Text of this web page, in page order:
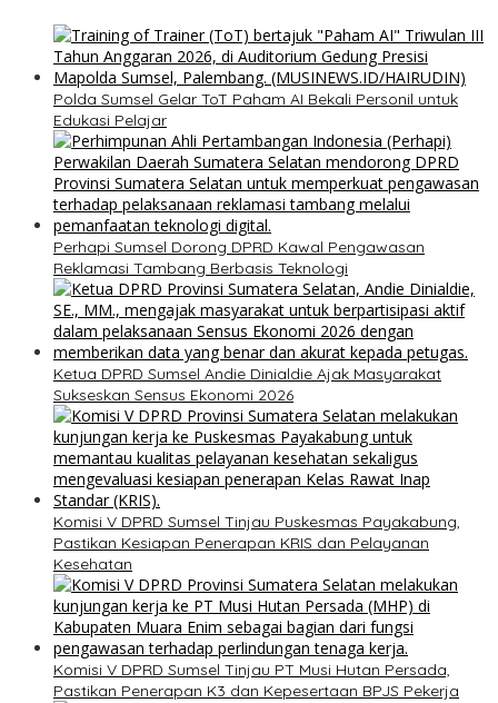
Polda Sumsel Gelar ToT Paham AI Bekali Personil untuk
Edukasi Pelajar
Perhapi Sumsel Dorong DPRD Kawal Pengawasan
Reklamasi Tambang Berbasis Teknologi
Ketua DPRD Sumsel Andie Dinialdie Ajak Masyarakat
Sukseskan Sensus Ekonomi 2026
Komisi V DPRD Sumsel Tinjau Puskesmas Payakabung,
Pastikan Kesiapan Penerapan KRIS dan Pelayanan
Kesehatan
Komisi V DPRD Sumsel Tinjau PT Musi Hutan Persada,
Pastikan Penerapan K3 dan Kepesertaan BPJS Pekerja